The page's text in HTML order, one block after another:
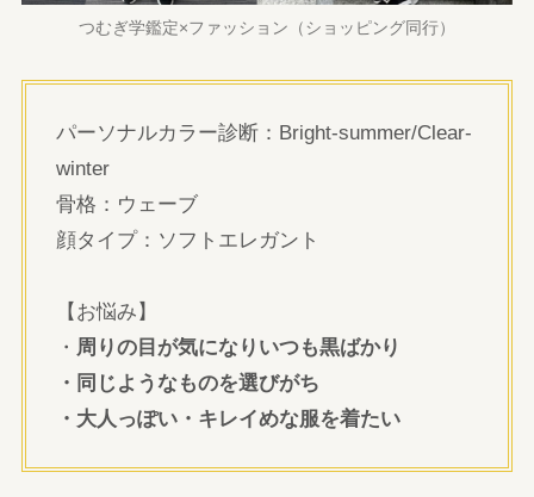
つむぎ学鑑定×ファッション（ショッピング同行）
パーソナルカラー診断：Bright-summer/Clear-
winter
骨格：ウェーブ
顔タイプ：ソフトエレガント
【お悩み】
・ 周りの目が気になりいつも黒ばかり
・同じようなものを選びがち
・大人っぽい・キレイめな服を着たい